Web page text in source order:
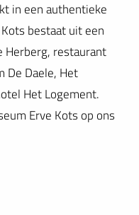
in een authentieke
bestaat uit een
Herberg, restaurant
De Daele, Het
Het Logement.
Erve Kots op ons